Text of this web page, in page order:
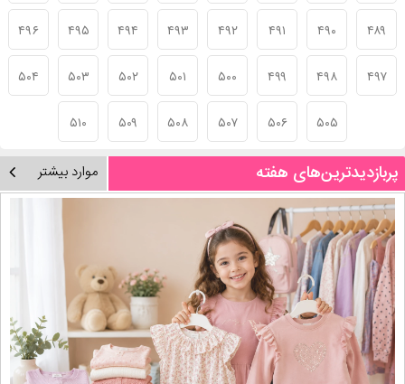
۴۸۹ ۴۹۰ ۴۹۱ ۴۹۲ ۴۹۳ ۴۹۴ ۴۹۵ ۴۹۶
۴۹۷ ۴۹۸ ۴۹۹ ۵۰۰ ۵۰۱ ۵۰۲ ۵۰۳ ۵۰۴
۵۰۵ ۵۰۶ ۵۰۷ ۵۰۸ ۵۰۹ ۵۱۰
پربازدیدترین‌های هفته موارد بیشتر